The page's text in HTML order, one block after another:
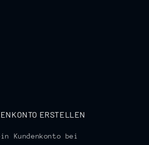
ERSTELLEN
Kundenkonto bei